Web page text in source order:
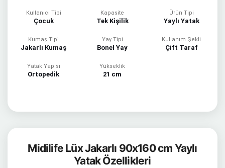
Kullanıcı Tipi
Çocuk
Kapasite
Tek Kişilik
Ürün Tipi
Yaylı Yatak
Kumaş Tipi
Jakarlı Kumaş
Yay Tipi
Bonel Yay
Kullanım Şekli
Çift Taraf
Yatak Yapısı
Ortopedik
Yükseklik
21 cm
Midilife Lüx Jakarlı 90x160 cm Yaylı
Yatak Özellikleri